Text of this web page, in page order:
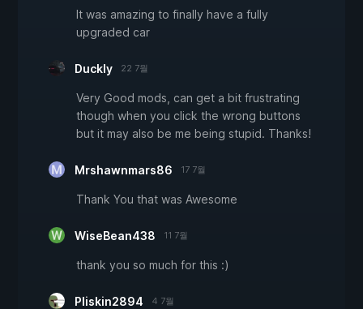
It was amazing to finally have a fully
upgraded car
Duckly 22 7월
Very Good mods, can get a bit frustrating
though when you click the wrong buttons
but it may also be me being stupid. Thanks!
Mrshawnmars86 17 7월
Thank You that was Awesome
WiseBean438 11 7월
thank you so much for this :)
Pliskin2894 4 7월